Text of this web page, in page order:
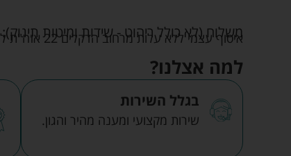
משלוח (לא כולל ריהוט - שידות ומיטות תינוק):
איסוף עצמי ללא עלות מרחוב הדקלים 22 אזה"ת לב הארץ ראש העין
למה אצלנו?
בגלל השירות
שירות מקצועי ומענה מהיר והגון.